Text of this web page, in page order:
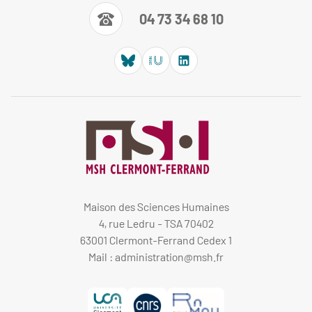
04 73 34 68 10
Maison des Sciences Humaines
4, rue Ledru - TSA 70402
63001 Clermont-Ferrand Cedex 1
Mail : administration@msh.fr